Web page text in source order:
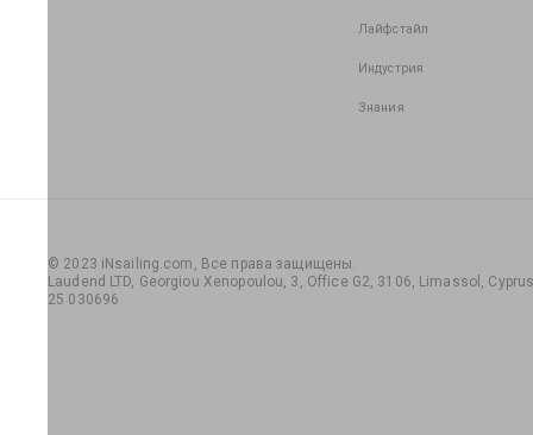
Лайфстайл
Индустрия
Знания
© 2023 iNsailing.com, Все права защищены.
Laudend LTD, Georgiou Xenopoulou, 3, Office G2, 3106, Limassol,
25 030696